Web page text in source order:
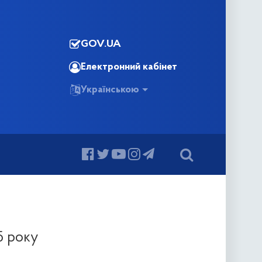
GOV.UA
Електронний кабінет
Українською
року